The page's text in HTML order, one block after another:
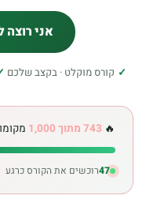
אני
✓ קורס מוקלט · בקצב שלכם
🔥 743 מתוך 1,000
47רוכשים את הקורס כרגע